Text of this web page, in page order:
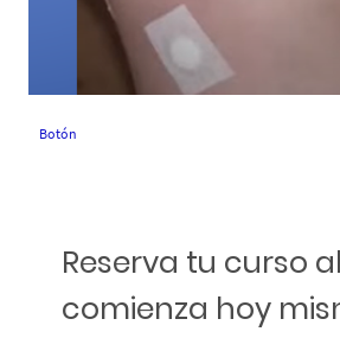
Reserva tu curso
comienza hoy
Botón